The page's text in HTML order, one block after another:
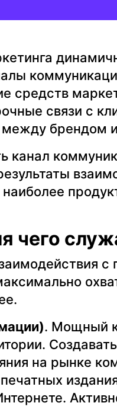
средств
связи с
брендом
канал
чего
с
. Мощный
на рынке